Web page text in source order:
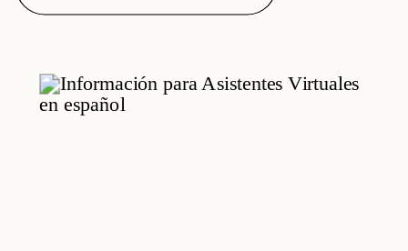
clientes de todo el […]